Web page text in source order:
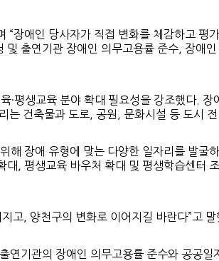
장애인 당사자가 직접 변화를 체감하고 평
출연기관 장애인 의무고용률 준수, 장애
평생교육 분야 확대 필요성을 강조했다.
건축물과 도로, 공원, 문화시설 등 도시
장애 유형에 맞는 다양한 일자리를 발굴
, 평생교육 바우처 확대 및 평생학습센터
고, 양천구의 변화로 이어지길 바란다”고 말
기관의 장애인 의무고용률 준수와 공공